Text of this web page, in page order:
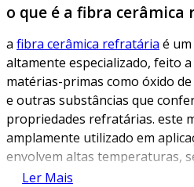
o que é a fibra
a fibra cerâmica refratária é
altamente especializado, feito
matérias-primas como óxido
e outras substâncias que
propriedades refratárias. este
amplamente utilizado em
envolvem altas temperaturas,
suportar condições extremas
Ler Mais